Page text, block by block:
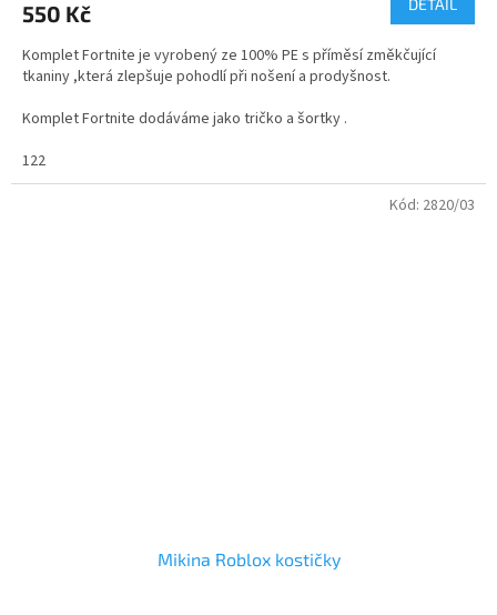
je
z
5
550 Kč DETAIL
Komplet Fortnite je vyrobený ze 100% PE s příměsí změkčující
tkaniny ,která zlepšuje pohodlí při nošení a prodyšnost.
Komplet Fortnite dodáváme jako tričko a šortky .
velikosti kompletu od - 116 do M
122
Mikina Roblox kostičky
Kód: 2820/03